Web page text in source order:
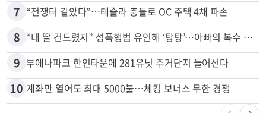
7 “전쟁터 같았다”…테슬라 충돌로 OC 주택 4채 파손
8 “내 딸 건드렸지” 성폭행범 유인해 ‘탕탕’…아빠의 복수 결말
9 부에나파크 한인타운에 281유닛 주거단지 들어선다
10 계좌만 열어도 최대 5000불…체킹 보너스 무한 경쟁